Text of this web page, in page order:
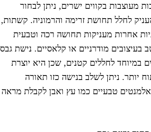
מעוצבות בקווים ישרים, ניתן לבחור
לחלל תחושת זרימה והרמוניה. קשתות,
אחרות מעניקות תחושה רכה וטבעית
מודרניים או קלאסיים. נישת גבס
במיוחד לחללים קטנים, שכן היא יוצרת
ניתן לשלב בנישה כזו תאורה
טבעיים כמו עץ ואבן לקבלת מראה